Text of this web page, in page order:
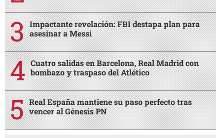
Impactante revelación: FBI destapa plan para
asesinar a Messi
Cuatro salidas en Barcelona, Real Madrid con
bombazo y traspaso del Atlético
Real España mantiene su paso perfecto tras
vencer al Génesis PN